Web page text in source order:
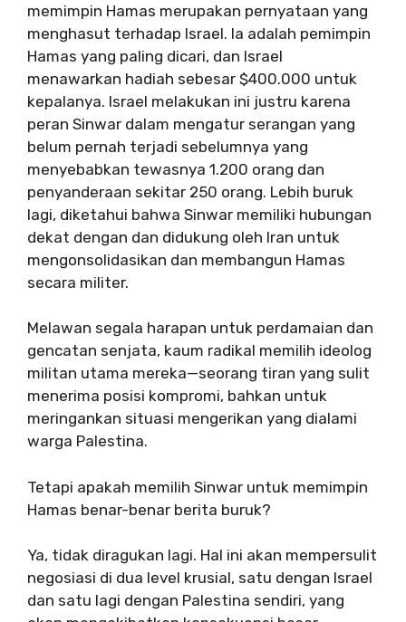
memimpin Hamas merupakan pernyataan yang
menghasut terhadap Israel. Ia adalah pemimpin
Hamas yang paling dicari, dan Israel
menawarkan hadiah sebesar $400.000 untuk
kepalanya. Israel melakukan ini justru karena
peran Sinwar dalam mengatur serangan yang
belum pernah terjadi sebelumnya yang
menyebabkan tewasnya 1.200 orang dan
penyanderaan sekitar 250 orang. Lebih buruk
lagi, diketahui bahwa Sinwar memiliki hubungan
dekat dengan dan didukung oleh Iran untuk
mengonsolidasikan dan membangun Hamas
secara militer.
Melawan segala harapan untuk perdamaian dan
gencatan senjata, kaum radikal memilih ideolog
militan utama mereka—seorang tiran yang sulit
menerima posisi kompromi, bahkan untuk
meringankan situasi mengerikan yang dialami
warga Palestina.
Tetapi apakah memilih Sinwar untuk memimpin
Hamas benar-benar berita buruk?
Ya, tidak diragukan lagi. Hal ini akan mempersulit
negosiasi di dua level krusial, satu dengan Israel
dan satu lagi dengan Palestina sendiri, yang